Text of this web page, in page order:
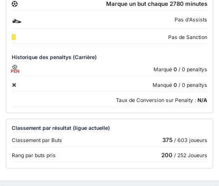
Marque un but chaque 2780 minutes
Pas d'Assists
Pas de Sanction
Historique des penaltys (Carrière)
PEN Marqué 0 / 0 penaltys
Manqué 0 / 0 penaltys
Taux de Conversion sur Penalty : N/A
Classement par résultat (ligue actuelle)
Classement par Buts
375/ 603 joueurs
Rang par buts pris 200 / 252 Joueurs